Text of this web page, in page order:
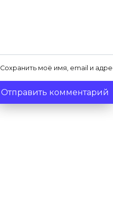
Сохранить моё имя, email и